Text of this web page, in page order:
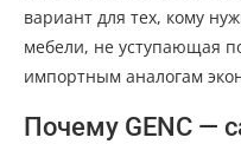
вариант для тех, кому
мебели, не уступающая
импортным аналогам
Почему GENC —